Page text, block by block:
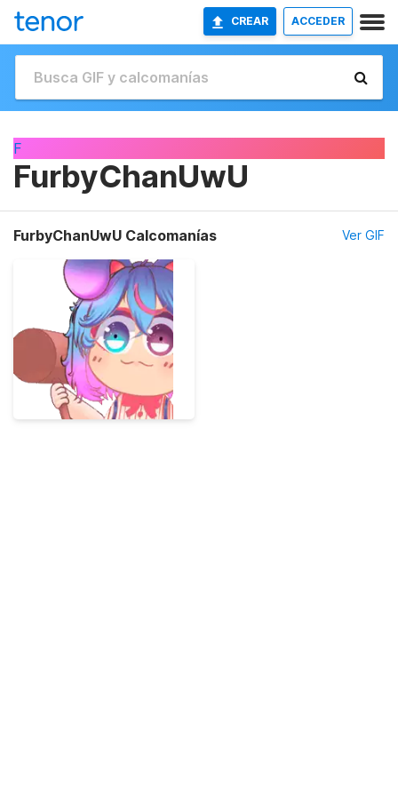
CREAR ACCEDER
F
FurbyChanUwU
FurbyChanUwU Calcomanías Ver GIF